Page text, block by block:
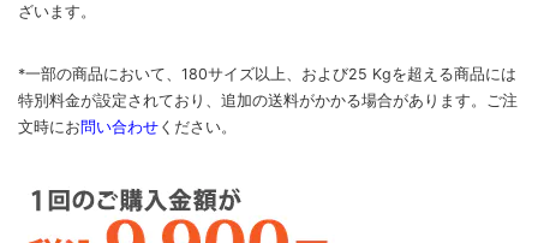
ざいます。
*一部の商品において、180サイズ以上、および25 Kgを超える商品には
特別料金が設定されており、追加の送料がかかる場合があります。
ご注
文時に お問い合わせ ください。